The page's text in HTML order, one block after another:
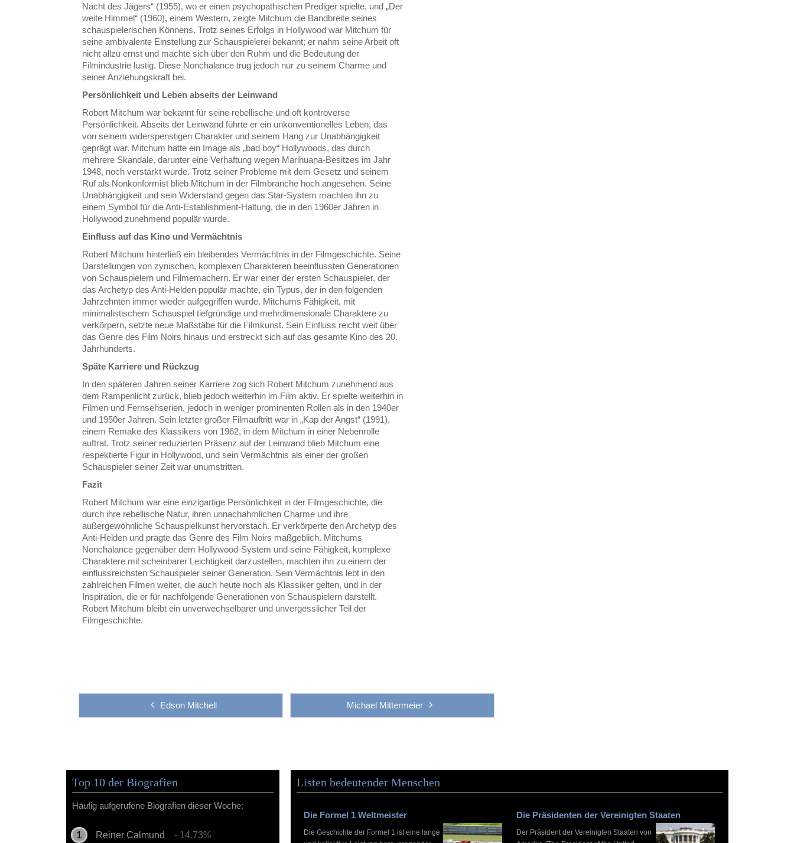
Nacht des Jägers“ (1955), wo er einen psychopathischen Prediger spielte, und „Der
weite Himmel“ (1960), einem Western, zeigte Mitchum die Bandbreite seines
schauspielerischen Könnens. Trotz seines Erfolgs in Hollywood war Mitchum für
seine ambivalente Einstellung zur Schauspielerei bekannt; er nahm seine Arbeit oft
nicht allzu ernst und machte sich über den Ruhm und die Bedeutung der
Filmindustrie lustig. Diese Nonchalance trug jedoch nur zu seinem Charme und
seiner Anziehungskraft bei.
Persönlichkeit und Leben abseits der Leinwand
Robert Mitchum war bekannt für seine rebellische und oft kontroverse
Persönlichkeit. Abseits der Leinwand führte er ein unkonventionelles Leben, das
von seinem widerspenstigen Charakter und seinem Hang zur Unabhängigkeit
geprägt war. Mitchum hatte ein Image als „bad boy“ Hollywoods, das durch
mehrere Skandale, darunter eine Verhaftung wegen Marihuana-Besitzes im Jahr
1948, noch verstärkt wurde. Trotz seiner Probleme mit dem Gesetz und seinem
Ruf als Nonkonformist blieb Mitchum in der Filmbranche hoch angesehen. Seine
Unabhängigkeit und sein Widerstand gegen das Star-System machten ihn zu
einem Symbol für die Anti-Establishment-Haltung, die in den 1960er Jahren in
Hollywood zunehmend populär wurde.
Einfluss auf das Kino und Vermächtnis
Robert Mitchum hinterließ ein bleibendes Vermächtnis in der Filmgeschichte. Seine
Darstellungen von zynischen, komplexen Charakteren beeinflussten Generationen
von Schauspielern und Filmemachern. Er war einer der ersten Schauspieler, der
das Archetyp des Anti-Helden populär machte, ein Typus, der in den folgenden
Jahrzehnten immer wieder aufgegriffen wurde. Mitchums Fähigkeit, mit
minimalistischem Schauspiel tiefgründige und mehrdimensionale Charaktere zu
verkörpern, setzte neue Maßstäbe für die Filmkunst. Sein Einfluss reicht weit über
das Genre des Film Noirs hinaus und erstreckt sich auf das gesamte Kino des 20.
Jahrhunderts.
Späte Karriere und Rückzug
In den späteren Jahren seiner Karriere zog sich Robert Mitchum zunehmend aus
dem Rampenlicht zurück, blieb jedoch weiterhin im Film aktiv. Er spielte weiterhin in
Filmen und Fernsehserien, jedoch in weniger prominenten Rollen als in den 1940er
und 1950er Jahren. Sein letzter großer Filmauftritt war in „Kap der Angst“ (1991),
einem Remake des Klassikers von 1962, in dem Mitchum in einer Nebenrolle
auftrat. Trotz seiner reduzierten Präsenz auf der Leinwand blieb Mitchum eine
respektierte Figur in Hollywood, und sein Vermächtnis als einer der großen
Schauspieler seiner Zeit war unumstritten.
Fazit
Robert Mitchum war eine einzigartige Persönlichkeit in der Filmgeschichte, die
durch ihre rebellische Natur, ihren unnachahmlichen Charme und ihre
außergewöhnliche Schauspielkunst hervorstach. Er verkörperte den Archetyp des
Anti-Helden und prägte das Genre des Film Noirs maßgeblich. Mitchums
Nonchalance gegenüber dem Hollywood-System und seine Fähigkeit, komplexe
Charaktere mit scheinbarer Leichtigkeit darzustellen, machten ihn zu einem der
einflussreichsten Schauspieler seiner Generation. Sein Vermächtnis lebt in den
zahlreichen Filmen weiter, die auch heute noch als Klassiker gelten, und in der
Inspiration, die er für nachfolgende Generationen von Schauspielern darstellt.
Robert Mitchum bleibt ein unverwechselbarer und unvergesslicher Teil der
Filmgeschichte.
Edson Mitchell Michael Mittermeier
Top 10 der Biografien
Häufig aufgerufene Biografien dieser Woche:
Reiner Calmund - 14.73%
Listen bedeutender Menschen
Die Formel 1 Weltmeister
Die Geschichte der Formel 1 ist eine lange
Die Präsidenten der Vereinigten Staaten
Der Präsident der Vereinigten Staaten von